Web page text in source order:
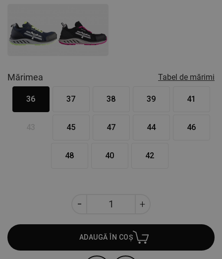
Mărimea Tabel de mărimi
36 37 38 39 41
45 47 44 46
48 40 42
ADAUGĂ ÎN COȘ